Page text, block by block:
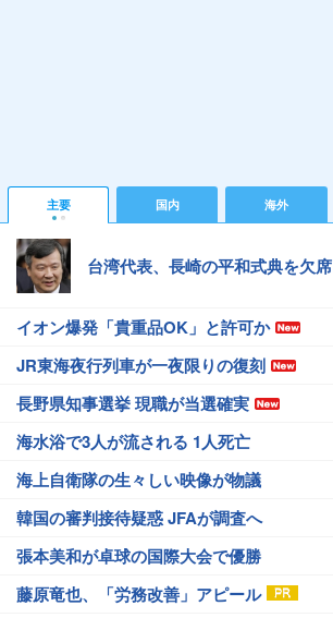
主要 国内 海外
台湾代表、長崎の平和式典を欠席
イオン爆発「貴重品OK」と許可か
JR東海夜行列車が一夜限りの復刻
長野県知事選挙 現職が当選確実
海水浴で3人が流される 1人死亡
海上自衛隊の生々しい映像が物議
韓国の審判接待疑惑 JFAが調査へ
張本美和が卓球の国際大会で優勝
藤原竜也、「労務改善」アピール